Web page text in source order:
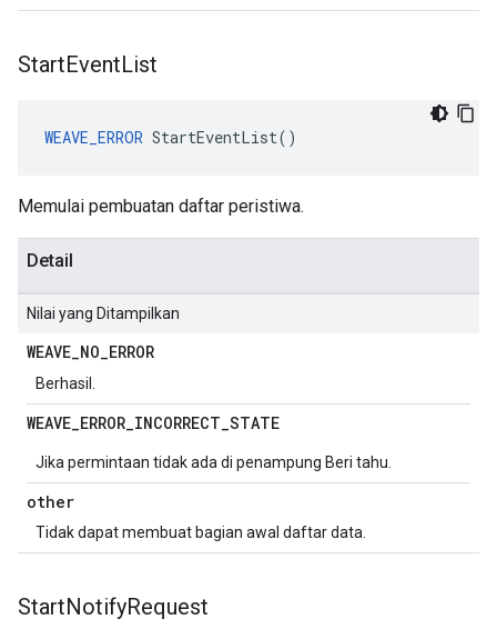
StartEventList
WEAVE_ERROR StartEventList()
Memulai pembuatan daftar peristiwa.
Detail
Nilai yang Ditampilkan
WEAVE_NO_ERROR
Berhasil.
WEAVE_ERROR_INCORRECT_STATE
Jika permintaan tidak ada di penampung Beri tahu.
other
Tidak dapat membuat bagian awal daftar data.
StartNotifyRequest